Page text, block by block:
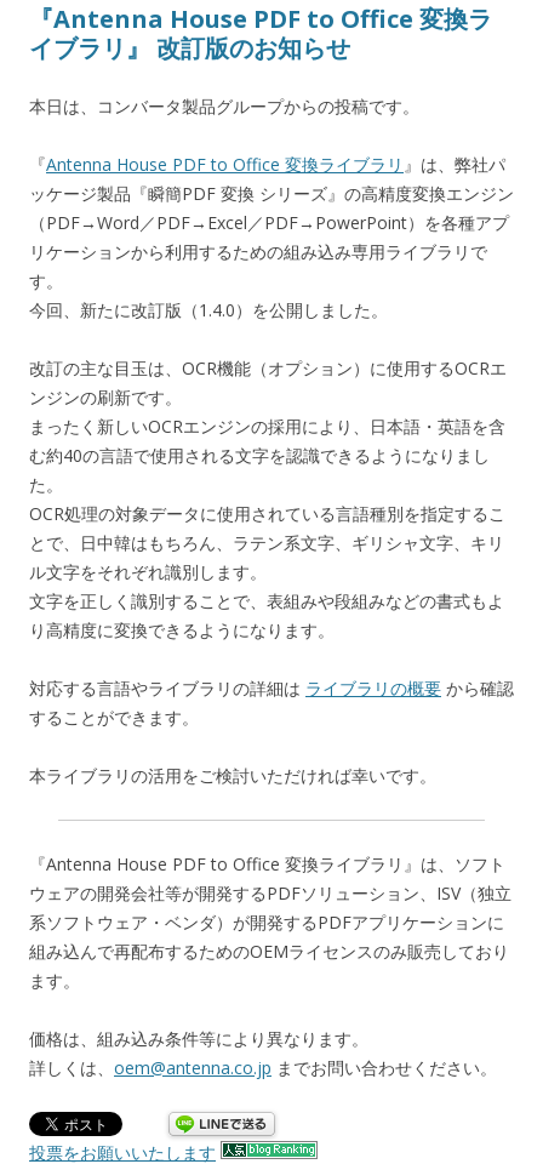
『Antenna House PDF to Office 変換ラ
イブラリ』 改訂版のお知らせ
本日は、コンバータ製品グループからの投稿です。
『Antenna House PDF to Office 変換ライブラリ 』は、弊社パ
ッケージ製品『瞬簡PDF 変換 シリーズ』の高精度変換エンジン
（PDF→Word／PDF→Excel／PDF→PowerPoint）を各種アプ
リケーションから利用するための組み込み専用ライブラリで
す。
今回、新たに改訂版（1.4.0）を公開しました。
改訂の主な目玉は、OCR機能（オプション）に使用するOCRエ
ンジンの刷新です。
まったく新しいOCRエンジンの採用により、日本語・英語を含
む約40の言語で使用される文字を認識できるようになりまし
た。
OCR処理の対象データに使用されている言語種別を指定するこ
とで、日中韓はもちろん、ラテン系文字、ギリシャ文字、キリ
ル文字をそれぞれ識別します。
文字を正しく識別することで、表組みや段組みなどの書式もよ
り高精度に変換できるようになります。
対応する言語やライブラリの詳細は ライブラリの概要 から確認
することができます。
本ライブラリの活用をご検討いただければ幸いです。
『Antenna House PDF to Office 変換ライブラリ』は、ソフト
ウェアの開発会社等が開発するPDFソリューション、ISV（独立
系ソフトウェア・ベンダ）が開発するPDFアプリケーションに
組み込んで再配布するためのOEMライセンスのみ販売しており
ます。
価格は、組み込み条件等により異なります。
詳しくは、 oem@antenna.co.jp までお問い合わせください。
投票をお願いいたします